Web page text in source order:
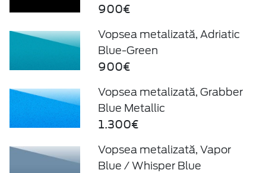
900€
Vopsea metalizată, Adriatic
Blue-Green
900€
Vopsea metalizată, Grabber
Blue Metallic
1.300€
Vopsea metalizată, Vapor
Blue / Whisper Blue